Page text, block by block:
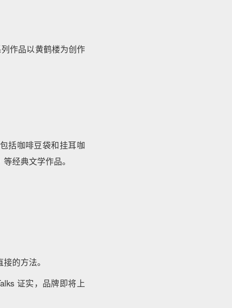
作品以黄鹤楼为创作
括咖啡豆袋和挂耳咖
经典文学作品。
的方法。
证实，品牌即将上